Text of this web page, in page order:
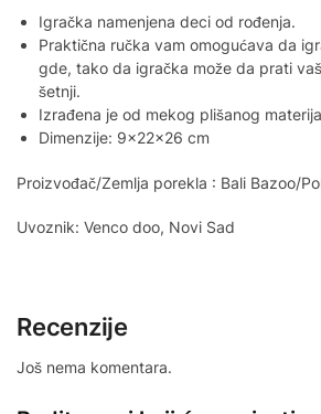
Igračka namenjena deci od rođenja.
Praktična ručka vam omogućava da
gde, tako da igračka može da prati
šetnji.
Izrađena je od mekog plišanog
Dimenzije: 9x22x26 cm
Proizvođač/Zemlja porekla : Bali Bazoo/
Uvoznik: Venco doo, Novi Sad
Recenzije
Još nema komentara.